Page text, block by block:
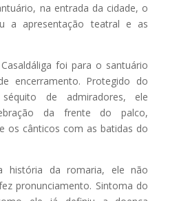
na entrada da cidade, o
a apresentação teatral e as
foi para o santuário
encerramento. Protegido do
de admiradores, ele
da frente do palco,
os cânticos com as batidas do
história da romaria, ele não
pronunciamento. Sintoma do